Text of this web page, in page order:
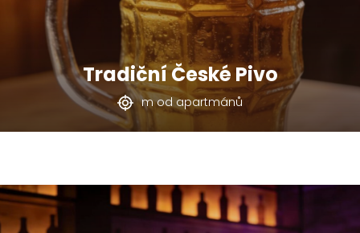
Tradiční České Pivo
m od apartmánů